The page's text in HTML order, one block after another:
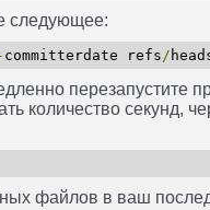
следующее:
committerdate refs /
перезапустите
количество секунд,
файлов в ваш